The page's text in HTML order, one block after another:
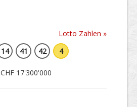
Lotto Zahlen »
14 41 42 4
17'300'000